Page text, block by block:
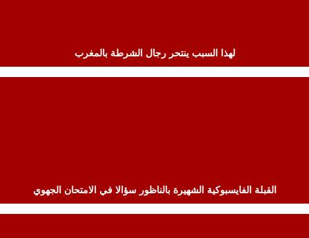
لهذا السبب ينتحر رجال الشرطة بالمغرب
القبلة الفايسبوكية الشهيرة بالناظور سؤالا في الامتحان الجهوي